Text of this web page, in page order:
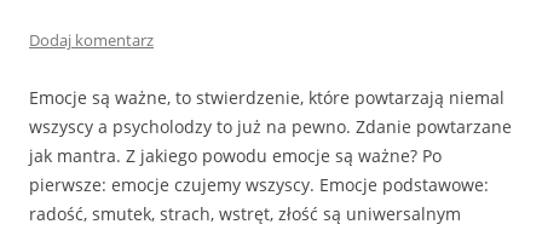
Dodaj komentarz
Emocje są ważne, to stwierdzenie, które powtarzają niemal
wszyscy a psycholodzy to już na pewno. Zdanie powtarzane
jak mantra. Z jakiego powodu emocje są ważne? Po
pierwsze: emocje czujemy wszyscy. Emocje podstawowe:
radość, smutek, strach, wstręt, złość są uniwersalnym